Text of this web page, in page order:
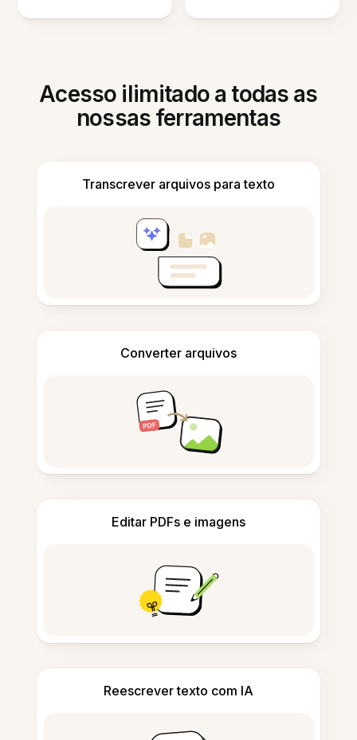
Acesso ilimitado a todas as
nossas ferramentas
Transcrever arquivos para texto
Converter arquivos
Editar PDFs e imagens
Reescrever texto com IA